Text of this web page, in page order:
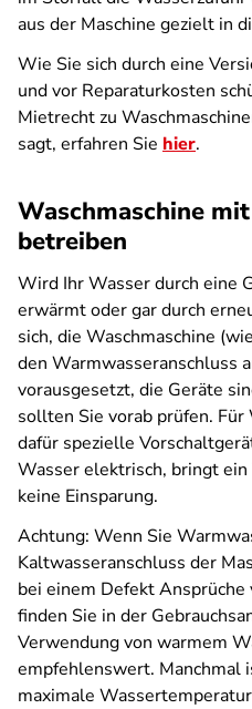
aus der Maschine gezielt in
Wie Sie sich durch eine
und vor Reparaturkosten
Mietrecht zu
sagt, erfahren Sie hier.
Waschmaschine
betreiben
Wird Ihr Wasser durch eine
erwärmt oder gar durch
sich, die Waschmaschine
den Warmwasseranschluss
vorausgesetzt, die Geräte
sollten Sie vorab prüfen. Für
dafür spezielle
Wasser elektrisch, bringt
keine Einsparung.
Achtung: Wenn Sie
Kaltwasseranschluss der
bei einem Defekt
finden Sie in der
Verwendung von warmem
empfehlenswert. Manchmal
maximale